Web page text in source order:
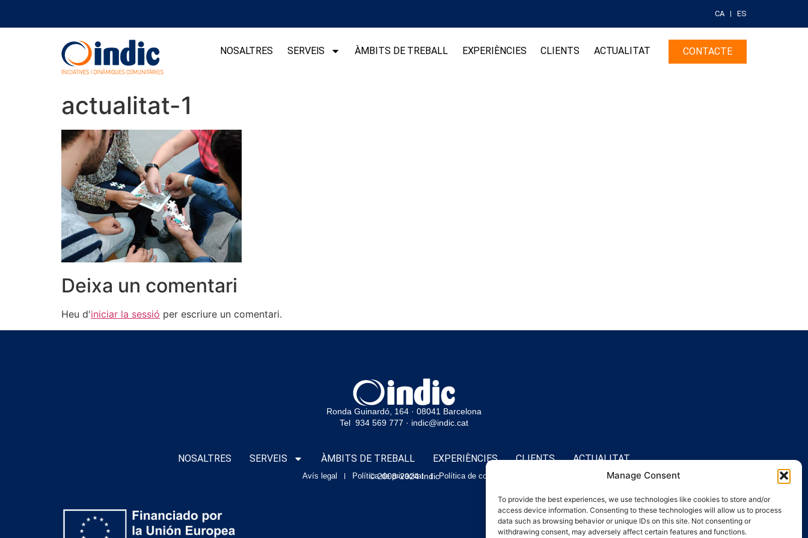
Manage Consent
To provide the best experiences, we use technologies like cookies to store and/or
access device information. Consenting to these technologies will allow us to process
data such as browsing behavior or unique IDs on this site. Not consenting or
withdrawing consent, may adversely affect certain features and functions.
CA ES
NOSALTRES SERVEIS ÀMBITS DE TREBALL EXPERIÈNCIES CLIENTS ACTUALITAT CONTACTE
actualitat-1
Deixa un comentari
Heu d'iniciar la sessió per escriure un comentari.
Ronda Guinardó, 164 · 08041 Barcelona
Tel 934 569 777 · indic@indic.cat
NOSALTRES SERVEIS ÀMBITS DE TREBALL EXPERIÈNCIES CLIENTS ACTUALITAT
Avís legal Política de privacitat Política de cookies
© 2008-2024 Indic